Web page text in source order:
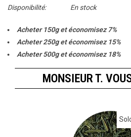
Disponibilité:
En stock
Acheter 150g et économisez 7%
Acheter 250g et économisez 15%
Acheter 500g et économisez 18%
Acheter 1000g et économisez 20%
MONSIEUR T.